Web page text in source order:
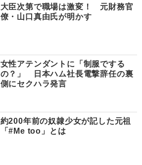
大臣次第で職場は激変！ 元財務官
僚・山口真由氏が明かす
女性アテンダントに「制服でする
の？」 日本ハム社長電撃辞任の裏
側にセクハラ発言
約200年前の奴隷少女が記した元祖
「#Me too」とは